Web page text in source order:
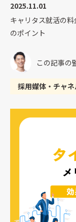
2025.11.01
キャリタス就活の
のポイント
この記事の
採用媒体・チャ